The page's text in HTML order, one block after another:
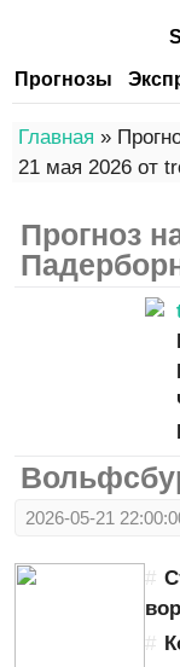
Прогнозы
Главная »
21 мая 2026 от
Прогноз
2026-05-21